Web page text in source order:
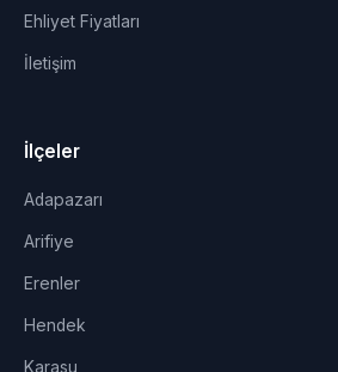
Ehliyet Fiyatları
İletişim
İlçeler
Adapazarı
Arifiye
Erenler
Hendek
Karasu